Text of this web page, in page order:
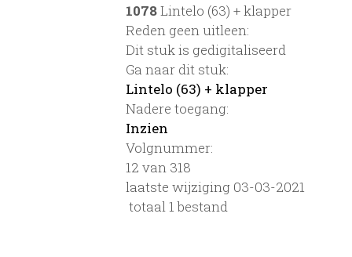
1078Lintelo (63) + klapper
Reden geen uitleen:
Dit stuk is gedigitaliseerd
Ga naar dit stuk:
Lintelo (63) + klapper
Nadere toegang:
Inzien
Volgnummer:
12 van 318
laatste wijziging 03-03-2021
totaal 1 bestand